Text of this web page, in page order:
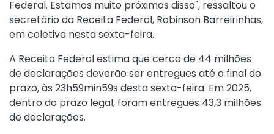
Federal. Estamos muito próximos disso", ressaltou o
secretário da Receita Federal, Robinson Barreirinhas,
em coletiva nesta sexta-feira.
A Receita Federal estima que cerca de 44 milhões
de declarações deverão ser entregues até o final do
prazo, às 23h59min59s desta sexta-feira. Em 2025,
dentro do prazo legal, foram entregues 43,3 milhões
de declarações.